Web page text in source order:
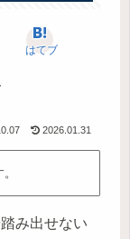
はてブ
2026.01.31
み出せない